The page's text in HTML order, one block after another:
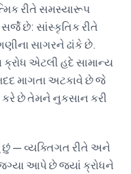
રીતે સમસ્યારૂપ
છે: સાંસ્કૃતિક રીતે
સાગરને ઢાંકે છે.
ક્રોધ એટલી હદે સામાન્ય
માગતા અટકાવે છે જે
છે તેમને નુકસાન કરી
— વ્યક્તિગત રીતે અને
જગ્યા આપે છે જ્યાં ક્રોધને